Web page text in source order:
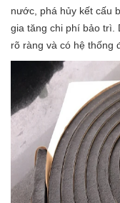
nước, phá hủy kết cấu
gia tăng chi phí bảo trì.
rõ ràng và có hệ thống